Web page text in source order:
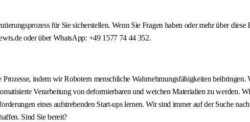
für Sie sicherstellen. Wenn Sie Fragen haben oder mehr über
oder über WhatsApp: +49 1577 74 44 352.
indem wir Robotern menschliche Wahrnehmungsfähigkeiten
Verarbeitung von deformierbaren und weichen Materialien zu werden.
eines aufstrebenden Start-ups lernen. Wir sind immer auf der Suche
Sind Sie bereit?